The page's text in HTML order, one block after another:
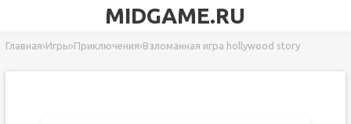
MIDGAME.RU
Главная›Игры›Приключения›Взломанная игра hollywood story